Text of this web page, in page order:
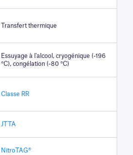
Transfert thermique
Essuyage à l'alcool, cryogénique (-196
°C), congélation (-80 °C)
Classe RR
JTTA
NitroTAG®